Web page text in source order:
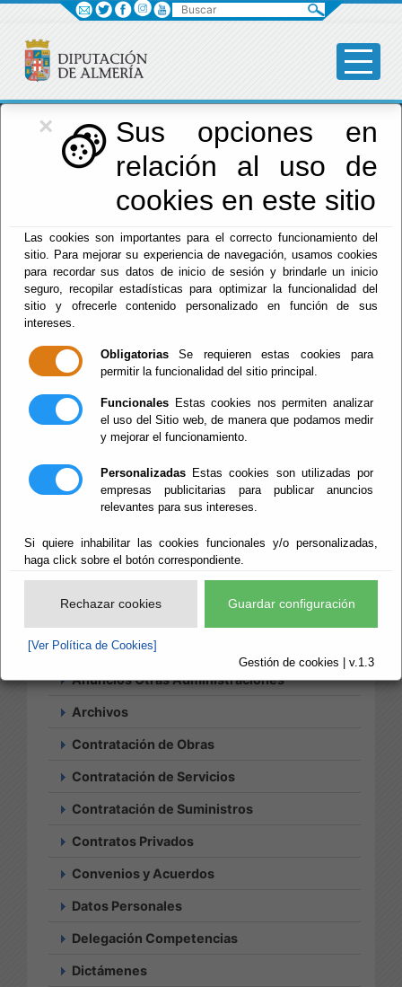
×
Sus opciones en
relación al uso de
cookies en este sitio
Las cookies son importantes para el correcto funcionamiento del
sitio. Para mejorar su experiencia de navegación, usamos cookies
para recordar sus datos de inicio de sesión y brindarle un inicio
seguro, recopilar estadísticas para optimizar la funcionalidad del
sitio y ofrecerle contenido personalizado en función de sus
intereses.
Obligatorias Se requieren estas cookies para
permitir la funcionalidad del sitio principal.
Funcionales Estas cookies nos permiten analizar
el uso del Sitio web, de manera que podamos medir
y mejorar el funcionamiento.
Personalizadas Estas cookies son utilizadas por
empresas publicitarias para publicar anuncios
relevantes para sus intereses.
Si quiere inhabilitar las cookies funcionales y/o personalizadas,
haga click sobre el botón correspondiente.
Rechazar cookies Guardar configuración
[Ver Política de Cookies]
Gestión de cookies | v.1.3
Diputación
Menú Diputación
Tablón de
anuncios
Diputación
Provincial de
Almería
Búsqueda
Histórico Suscripciones
Actividades Culturales
Anuncios Otras Administraciones
Archivos
Contratación de Obras
Contratación de Servicios
Contratación de Suministros
Contratos Privados
Convenios y Acuerdos
Datos Personales
Delegación Competencias
Dictámenes
Buscar